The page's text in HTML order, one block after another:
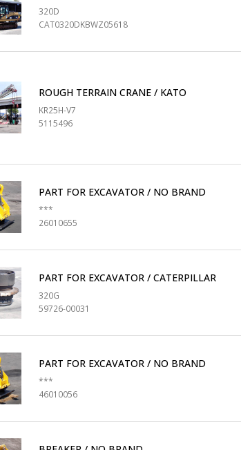
320D
CAT0320DKBWZ05618
ROUGH TERRAIN CRANE / KATO
KR25H-V7
5115496
PART FOR EXCAVATOR / NO BRAND
***
26010655
PART FOR EXCAVATOR / CATERPILLAR
320G
59726-00031
PART FOR EXCAVATOR / NO BRAND
***
46010056